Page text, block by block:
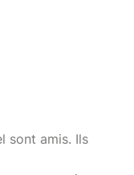
sont amis. Ils